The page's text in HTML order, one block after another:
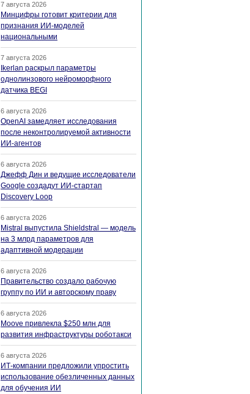
7 августа 2026
Минцифры готовит критерии для
признания ИИ-моделей
национальными
7 августа 2026
Ikerlan раскрыл параметры
однолинзового нейроморфного
датчика BEGI
6 августа 2026
OpenAI замедляет исследования
после неконтролируемой активности
ИИ-агентов
6 августа 2026
Джефф Дин и ведущие исследователи
Google создадут ИИ-стартап
Discovery Loop
6 августа 2026
Mistral выпустила Shieldstral — модель
на 3 млрд параметров для
адаптивной модерации
6 августа 2026
Правительство создало рабочую
группу по ИИ и авторскому праву
6 августа 2026
Moove привлекла $250 млн для
развития инфраструктуры роботакси
6 августа 2026
ИТ-компании предложили упростить
использование обезличенных данных
для обучения ИИ